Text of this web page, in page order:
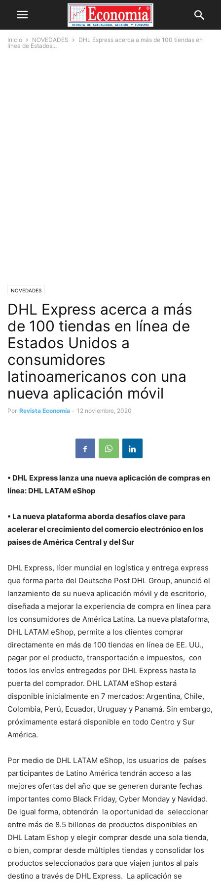
Inicio NOVEDADES
DHL Express acerca a más de 100 tiendas en
línea de Estados...
NOVEDADES
DHL Express acerca a más
de 100 tiendas en línea de
Estados Unidos a
consumidores
latinoamericanos con una
nueva aplicación móvil
Por Revista Economía - 12 noviembre, 2020
• DHL Express lanza una nueva aplicación de compras en
línea: DHL LATAM eShop
• La nueva plataforma aborda desafíos clave para
acelerar el crecimiento del comercio electrónico en los
países de América Central y del Sur
DHL Express, líder mundial en logística y entrega express
que forma parte del Deutsche Post DHL Group, anunció el
lanzamiento de su nueva aplicación móvil y de escritorio,
diseñada a mejorar la experiencia de compra en línea para
los consumidores de América Latina. La nueva plataforma,
DHL LATAM eShop, permite a los clientes comprar
directamente en más de 100 tiendas en línea de EE. UU.,
pagar por el producto, transportación e impuestos, con
todos los envíos entregados por DHL Express hasta la
puerta del comprador. DHL LATAM eShop estará
disponible inicialmente en 7 mercados: Argentina, Chile,
Colombia, Perú, Ecuador, Uruguay y Panamá. Sin embargo,
próximamente estará disponible en todo Centro y Sur
América.
Por medio de DHL LATAM eShop, los usuarios de países
participantes de Latino América tendrán acceso a las
mejores ofertas del año que se generen durante fechas
importantes como Black Friday, Cyber Monday y Navidad.
De igual forma, obtendrán la oportunidad de seleccionar
entre más de 8.5 billones de productos disponibles en
DHL Latam Eshop y elegir comprar desde una sola tienda,
o bien, comprar desde múltiples tiendas y consolidar los
productos seleccionados para que viajen juntos al país
destino a través de DHL Express. La aplicación se